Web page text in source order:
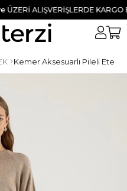
ALIŞVERİŞLERDE KARGO
Kemer Aksesuarlı Pileli Etek